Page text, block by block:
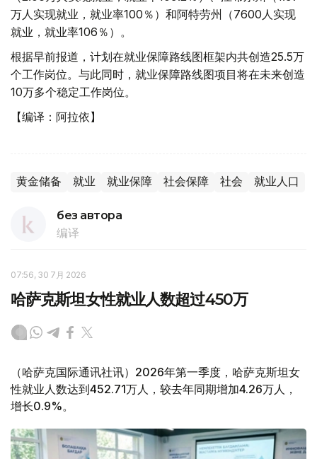
万人实现就业，就业率100％）和阿特劳州（7600人实现
就业，就业率106％）。
根据早前报道，计划在就业保障路线图框架内共创造25.5万
个工作岗位。与此同时，就业保障路线图项目将在未来创造
10万多个稳定工作岗位。
【编译：阿拉依】
黄金储备 就业 就业保障 社会保障 社会 就业人口
без автора
编译
07:56, 30 7月 2026
哈萨克斯坦女性就业人数超过450万
（哈萨克国际通讯社讯）2026年第一季度，哈萨克斯坦女
性就业人数达到452.71万人，较去年同期增加4.26万人，
增长0.9%。